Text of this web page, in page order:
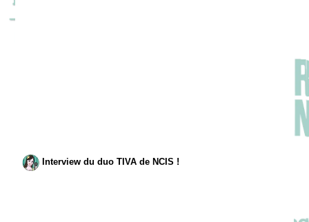
Interview du duo TIVA de NCIS !